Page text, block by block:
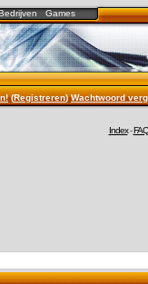
Games
(Registreren)Wachtwoord
Index-FAQ